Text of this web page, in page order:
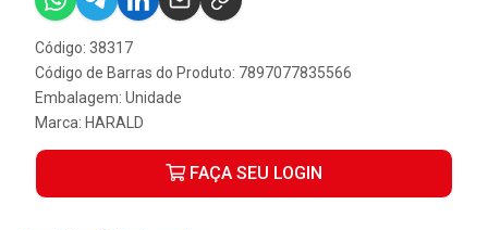
Código: 38317
Código de Barras do Produto: 7897077835566
Embalagem: Unidade
Marca: HARALD
FAÇA SEU LOGIN